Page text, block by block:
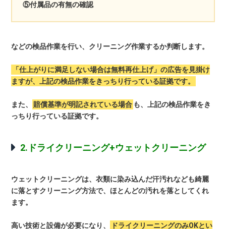
⑤付属品の有無の確認
などの検品作業を行い、クリーニング作業するか判断します。
「仕上がりに満足しない場合は無料再仕上げ」の広告を見掛け
ますが、上記の検品作業をきっちり行っている証拠です。
また、 賠償基準が明記されている場合 も、上記の検品作業をき
っちり行っている証拠です。
2.ドライクリーニング+ウェットクリーニング
ウェットクリーニングは、衣類に染み込んだ汗汚れなども綺麗
に落とすクリーニング方法で、ほとんどの汚れを落としてくれ
ます。
高い技術と設備が必要になり、
ドライクリーニングのみOKとい